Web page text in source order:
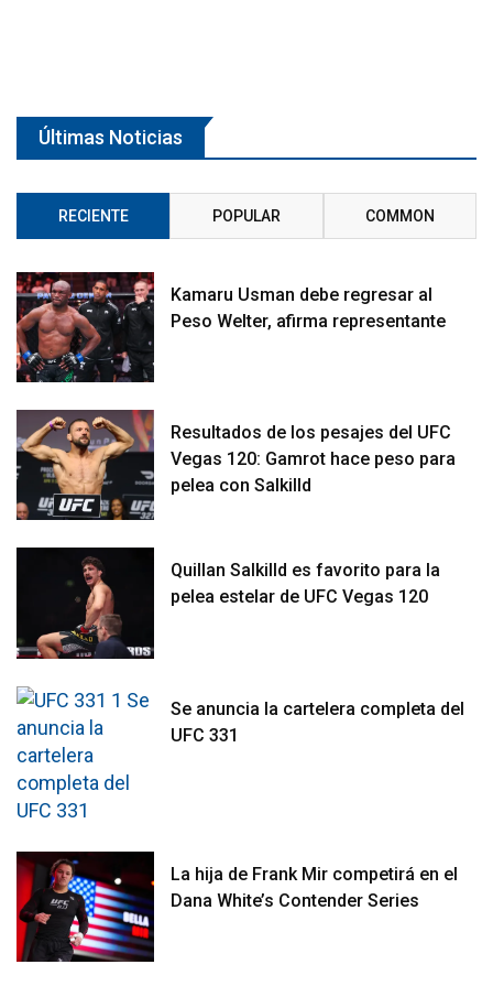
Últimas Noticias
RECIENTE POPULAR COMMON
Kamaru Usman debe regresar al
Peso Welter, afirma representante
Resultados de los pesajes del UFC
Vegas 120: Gamrot hace peso para
pelea con Salkilld
Quillan Salkilld es favorito para la
pelea estelar de UFC Vegas 120
Se anuncia la cartelera completa del
UFC 331
La hija de Frank Mir competirá en el
Dana White’s Contender Series